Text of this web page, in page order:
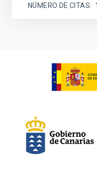
NÚMERO DE CITAS